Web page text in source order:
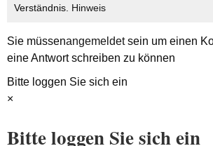
Verständnis. Hinweis
Sie müssenangemeldetsein um einen
eine Antwort schreiben zu können
Bitte loggen Sie sich ein
×
Bitte loggen Sie sich ein